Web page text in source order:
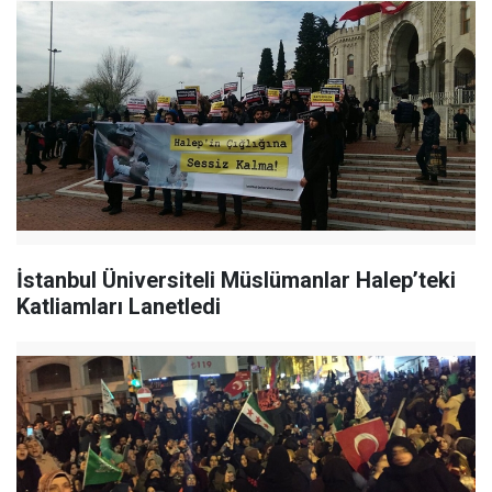
İstanbul Üniversiteli Müslümanlar Halep’teki
Katliamları Lanetledi